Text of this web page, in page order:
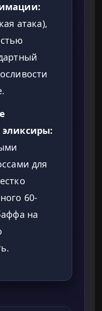
атака),
для
60-
на